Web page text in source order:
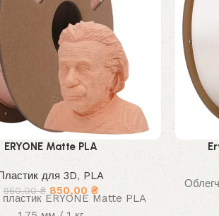
ERYONE Matte PLA
для 3D, PLA
950,00₴ Первоначальная
цена
850,00 ₴Текущая
цена:
ERYONE Matte PLA